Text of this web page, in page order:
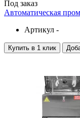
Под заказ
Автоматическая
Артикул -
Купить в 1 клик